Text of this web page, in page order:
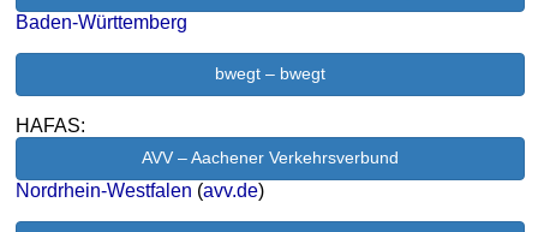
Baden-Württemberg
bwegt – bwegt
HAFAS:
AVV – Aachener Verkehrsverbund
Nordrhein-Westfalen (avv.de)